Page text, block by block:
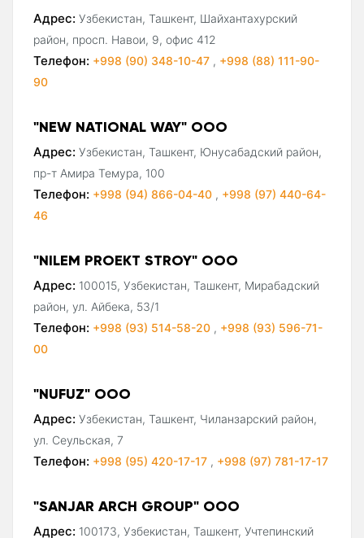
Адрес: Узбекистан, Ташкент, Шайхантахурский
район, просп. Навои, 9, офис 412
Телефон: +998 (90) 348-10-47 , +998 (88) 111-90-
90
"NEW NATIONAL WAY" ООО
Адрес: Узбекистан, Ташкент, Юнусабадский район,
пр-т Амира Темура, 100
Телефон: +998 (94) 866-04-40 , +998 (97) 440-64-
46
"NILEM PROEKT STROY" ООО
Адрес: 100015, Узбекистан, Ташкент, Мирабадский
район, ул. Айбека, 53/1
Телефон: +998 (93) 514-58-20 , +998 (93) 596-71-
00
"NUFUZ" ООО
Адрес: Узбекистан, Ташкент, Чиланзарский район,
ул. Сеульская, 7
Телефон: +998 (95) 420-17-17 , +998 (97) 781-17-17
"SANJAR ARCH GROUP" ООО
Адрес: 100173, Узбекистан, Ташкент, Учтепинский